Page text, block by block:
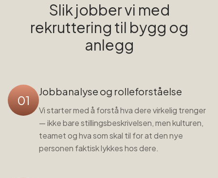
Slik jobber vi med
rekruttering til bygg og
anlegg
01
Jobbanalyse og rolleforståelse
Vi starter med å forstå hva dere virkelig trenger
— ikke bare stillingsbeskrivelsen, men kulturen,
teamet og hva som skal til for at den nye
personen faktisk lykkes hos dere.